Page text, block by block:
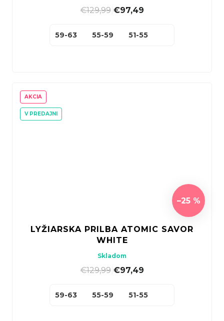
€129,99| €97,49
59-63 55-59 51-55
AKCIA
V PREDAJNI
–25 %
LYŽIARSKA PRILBA ATOMIC SAVOR
WHITE
Skladom
€129,99| €97,49
59-63 55-59 51-55